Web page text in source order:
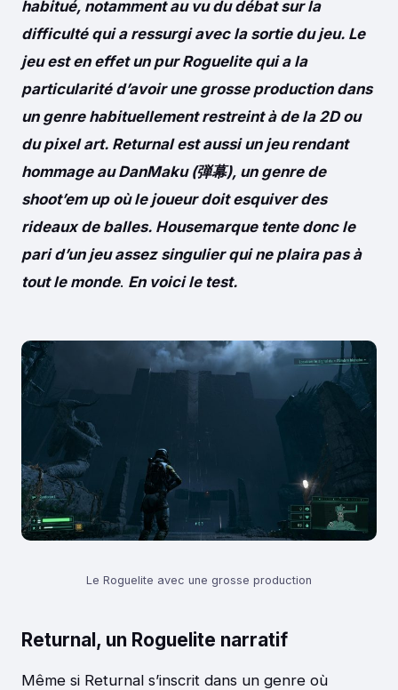
habitué, notamment au vu du débat sur la
difficulté qui a ressurgi avec la sortie du jeu. Le
jeu est en effet un pur Roguelite qui a la
particularité d’avoir une grosse production dans
un genre habituellement restreint à de la 2D ou
du pixel art. Returnal est aussi un jeu rendant
hommage au DanMaku (弾幕), un genre de
shoot’em up où le joueur doit esquiver des
rideaux de balles. Housemarque tente donc le
pari d’un jeu assez singulier qui ne plaira pas à
tout le monde. En voici le test.
Le Roguelite avec une grosse production
Returnal, un Roguelite narratif
Même si Returnal s’inscrit dans un genre où